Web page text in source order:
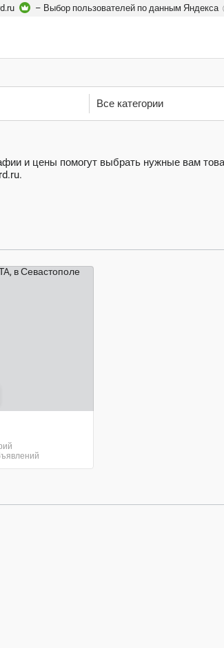
– Выбор пользователей по данным Яндекса
Все категории
и цены помогут выбрать нужные вам